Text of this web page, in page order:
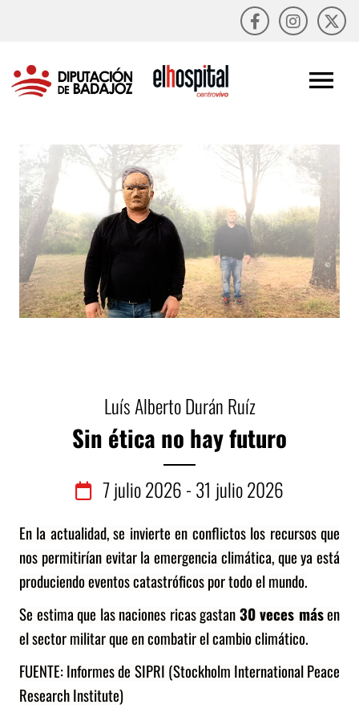
Luís Alberto Durán Ruíz
Sin ética no hay futuro
7julio2026 - 31 julio2026
En la actualidad, se invierte en conflictos los recursos que
nos permitirían evitar la emergencia climática, que ya está
produciendo eventos catastróficos por todo el mundo.
Se estima que las naciones ricas gastan30 veces másen
el sector militar queen combatir el cambio climático.
FUENTE: Informes de SIPRI (Stockholm International Peace
Research Institute)